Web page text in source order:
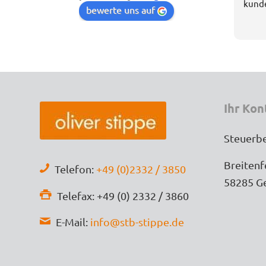
bewerte uns auf
ich
Die
Telefon: +49 (0)2332 / 3850
Telefax: +49 (0) 2332 / 3860
E-Mail: info@stb-stippe.de
Ihr
58285